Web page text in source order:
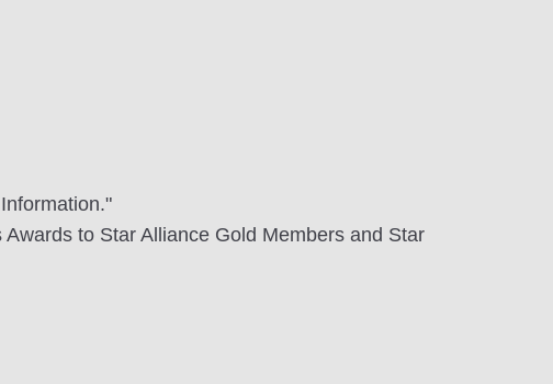
to Star Alliance Gold Members and Star